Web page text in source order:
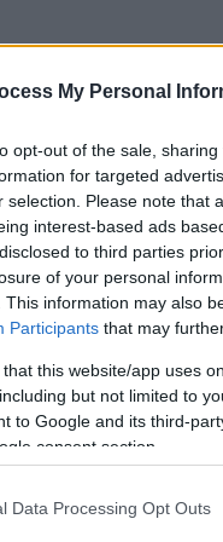
My Personal
opt-out of the sale,
for targeted
selection. Please note that
interest-based ads
to third parties
of your personal
This information may also
Participants that may
that this website/app uses
but not limited to
to Google and its third-
consent section.
Data Processing Opt Outs
του Κάνιε
θεωρείται μία
rap
Οκτωβρίου 2026
θαυμαστές.
Promotions,